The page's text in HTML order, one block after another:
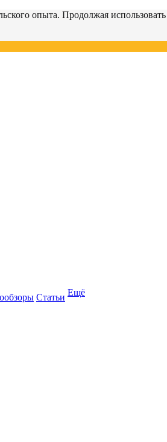
опыта. Продолжая
Статьи Ещё